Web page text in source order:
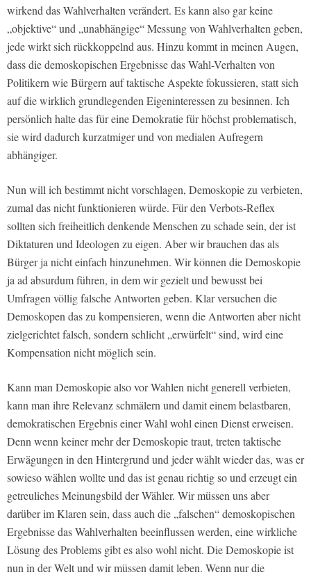
wirkend das Wahlverhalten verändert. Es kann also gar keine
„objektive“ und „unabhängige“ Messung von Wahlverhalten geben,
jede wirkt sich rückkoppelnd aus. Hinzu kommt in meinen Augen,
dass die demoskopischen Ergebnisse das Wahl-Verhalten von
Politikern wie Bürgern auf taktische Aspekte fokussieren, statt sich
auf die wirklich grundlegenden Eigeninteressen zu besinnen. Ich
persönlich halte das für eine Demokratie für höchst problematisch,
sie wird dadurch kurzatmiger und von medialen Aufregern
abhängiger.
Nun will ich bestimmt nicht vorschlagen, Demoskopie zu verbieten,
zumal das nicht funktionieren würde. Für den Verbots-Reflex
sollten sich freiheitlich denkende Menschen zu schade sein, der ist
Diktaturen und Ideologen zu eigen. Aber wir brauchen das als
Bürger ja nicht einfach hinzunehmen. Wir können die Demoskopie
ja ad absurdum führen, in dem wir gezielt und bewusst bei
Umfragen völlig falsche Antworten geben. Klar versuchen die
Demoskopen das zu kompensieren, wenn die Antworten aber nicht
zielgerichtet falsch, sondern schlicht „erwürfelt“ sind, wird eine
Kompensation nicht möglich sein.
Kann man Demoskopie also vor Wahlen nicht generell verbieten,
kann man ihre Relevanz schmälern und damit einem belastbaren,
demokratischen Ergebnis einer Wahl wohl einen Dienst erweisen.
Denn wenn keiner mehr der Demoskopie traut, treten taktische
Erwägungen in den Hintergrund und jeder wählt wieder das, was er
sowieso wählen wollte und das ist genau richtig so und erzeugt ein
getreuliches Meinungsbild der Wähler. Wir müssen uns aber
darüber im Klaren sein, dass auch die „falschen“ demoskopischen
Ergebnisse das Wahlverhalten beeinflussen werden, eine wirkliche
Lösung des Problems gibt es also wohl nicht. Die Demoskopie ist
nun in der Welt und wir müssen damit leben. Wenn nur die